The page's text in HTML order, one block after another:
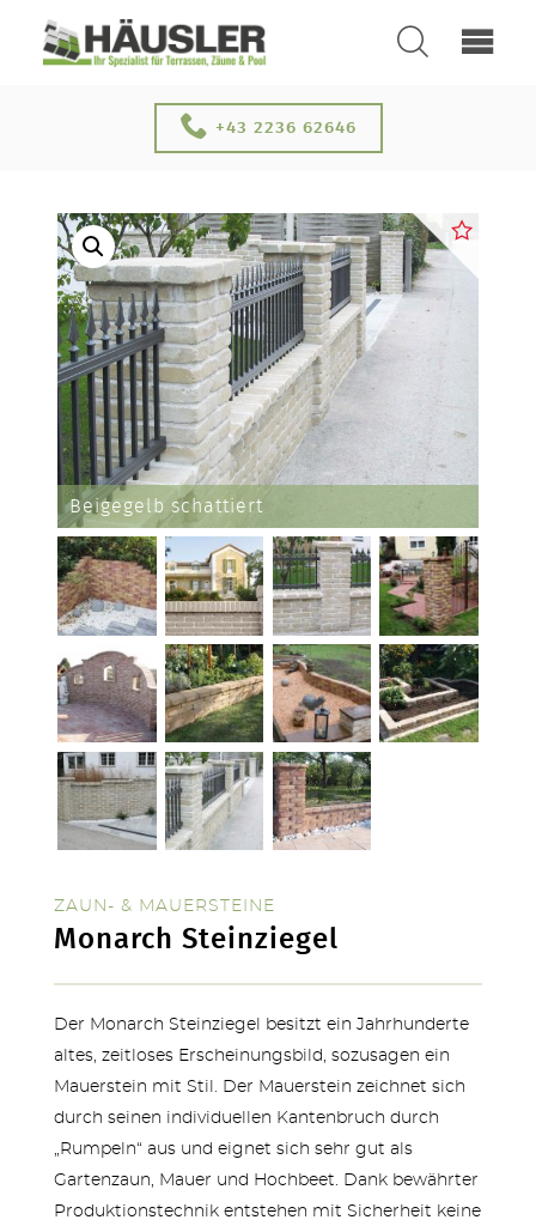
SUCHEN
ÜBER UNS
KONTAKT
SERVICE & NEUHEITEN
STUFEN & POOL
+43 2236 62646
Beigegelb schattiert
ZAUN- & MAUERSTEINE
Monarch Steinziegel
Der Monarch Steinziegel besitzt ein Jahrhunderte
altes, zeitloses Erscheinungsbild, sozusagen ein
Mauerstein mit Stil. Der Mauerstein zeichnet sich
durch seinen individuellen Kantenbruch durch
„Rumpeln“ aus und eignet sich sehr gut als
Gartenzaun, Mauer und Hochbeet. Dank bewährter
Produktionstechnik entstehen mit Sicherheit keine